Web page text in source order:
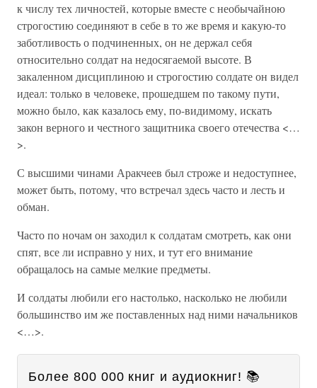
к числу тех личностей, которые вместе с необычайною
строгостию соединяют в себе в то же время и какую-то
заботливость о подчиненных, он не держал себя
относительно солдат на недосягаемой высоте. В
закаленном дисциплиною и строгостию солдате он видел
идеал: только в человеке, прошедшем по такому пути,
можно было, как казалось ему, по-видимому, искать
закон верного и честного защитника своего отечества <…
>.
С высшими чинами Аракчеев был строже и недоступнее,
может быть, потому, что встречал здесь часто и лесть и
обман.
Часто по ночам он заходил к солдатам смотреть, как они
спят, все ли исправно у них, и тут его внимание
обращалось на самые мелкие предметы.
И солдаты любили его настолько, насколько не любили
большинство им же поставленных над ними начальников
<…>.
Более 800 000 книг и аудиокниг! 📚